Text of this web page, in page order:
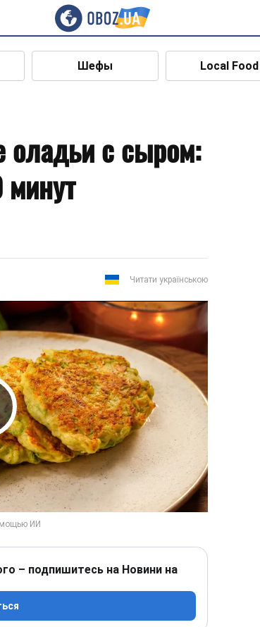
Шефы Local Food
оладьи с сыром:
минут
Читати українською
Video
– подпишитесь на Новини на